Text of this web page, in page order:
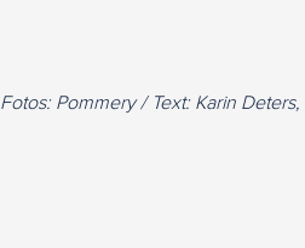
Fotos: Pommery / Text: Karin